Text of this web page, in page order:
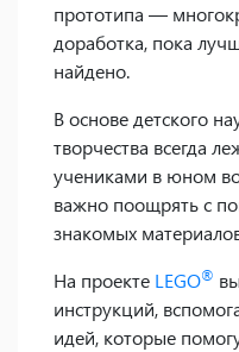
прототипа —
доработка, пока
найдено.
В основе детского
творчества всегда
учениками в юном
важно поощрять с
знакомых
На проекте LEGO®
инструкций,
идей, которые